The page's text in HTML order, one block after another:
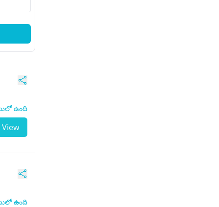
ఉంది
View
ఉంది